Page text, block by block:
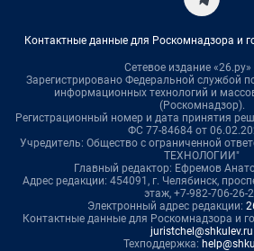
Контактные данные для Роскомнадзора и
Сетевое издание «26.ру»
Зарегистрировано Федеральной службой
информационных технологий и
(Роскомнадзор).
Регистрационный номер и дата принятия
ФС 77-84684 от
Учредитель: Общество с ограниченной
ТЕХНОЛОГИИ"
Главный редактор: Ефремов
Адрес редакции: 454091, г. Челябинск,
этаж, +7-982-706-26-
Электронный адрес редакции:
Контактные данные для Роскомнадзора и
juristchel@shkulev.ru
Техподдержка: